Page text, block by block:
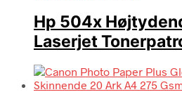
Hp 504x
Laserjet